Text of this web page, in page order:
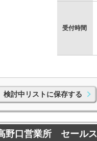
受付時間
検討中リストに保存する
口営業所 セールス